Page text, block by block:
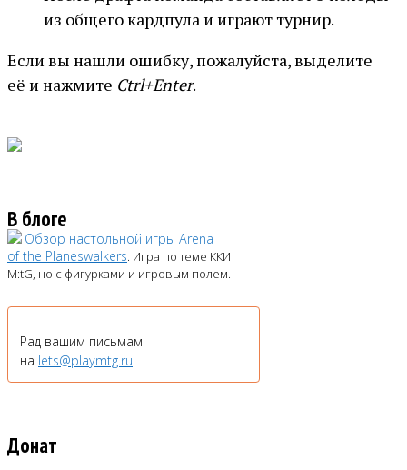
из общего кардпула и играют турнир.
Если вы нашли ошибку, пожалуйста, выделите
её и нажмите Ctrl+Enter.
В блоге
Обзор настольной игры Arena
of the Planeswalkers. Игра по теме ККИ
M:tG, но с фигурками и игровым полем.
Рад вашим письмам
на lets@playmtg.ru
Донат